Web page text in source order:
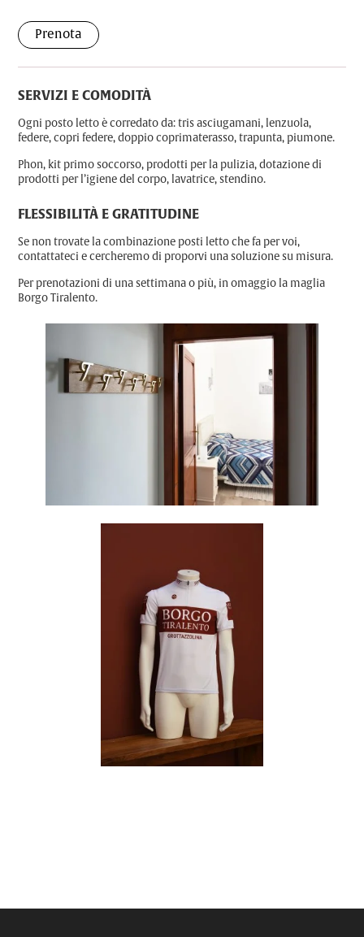
Prenota
SERVIZI E COMODITÀ
Ogni posto letto è corredato da: tris asciugamani, lenzuola,
federe, copri federe, doppio coprimaterasso, trapunta, piumone.
Phon, kit primo soccorso, prodotti per la pulizia, dotazione di
prodotti per l’igiene del corpo, lavatrice, stendino.
FLESSIBILITÀ E GRATITUDINE
Se non trovate la combinazione posti letto che fa per voi,
contattateci e cercheremo di proporvi una soluzione su misura.
Per prenotazioni di una settimana o più, in omaggio la maglia
Borgo Tiralento.